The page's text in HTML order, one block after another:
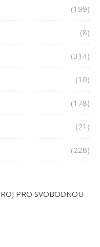
(199)
(8)
(314)
(10)
(178)
(21)
(228)
PRO SVOBODNOU